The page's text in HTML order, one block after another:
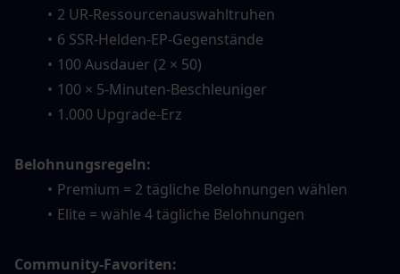
2 UR-Ressourcenauswahltruhen
6 SSR-Helden-EP-Gegenstände
100 Ausdauer (2 × 50)
100 × 5-Minuten-Beschleuniger
1.000 Upgrade-Erz
Belohnungsregeln:
Premium = 2 tägliche Belohnungen wählen
Elite = wähle 4 tägliche Belohnungen
Community-Favoriten: